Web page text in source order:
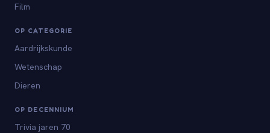
Film
OP CATEGORIE
Aardrijkskunde
Wetenschap
Dieren
OP DECENNIUM
Trivia jaren 70